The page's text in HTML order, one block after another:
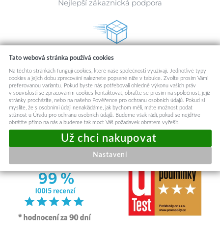
Nejlepší zákaznická podpora
RYCHLE ODESÍLÁME
Odesíláme v den objednávky
Tato webová stránka používá cookies
Na těchto stránkách fungují cookies, které naše společnosti využívají. Jednotlivé typy
cookies a jejich dobu zpracování naleznete popsané níže v tabulce. Zvolte prosím Vámi
preferovanou variantu. Pokud byste nás potřebovali ohledně výkonu vašich práv
v souvislosti se zpracováním cookies kontaktovat, obraťte se prosím na společnost, jejíž
stránky procházíte, nebo na našeho Pověřence pro ochranu osobních údajů. Pokud si
myslíte, že s osobními údaji nenakládáme, jak bychom měli, máte možnost podat
stížnost u Úřadu pro ochranu osobních údajů. Budeme však rádi, pokud se nejdříve
obrátíte přímo na nás a budeme tak moct Váš požadavek obratem vyřešit.
Nastavení